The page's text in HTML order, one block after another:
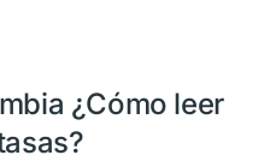
¿Cómo leer